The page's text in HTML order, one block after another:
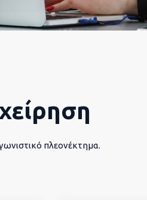
πλεονέκτημα.